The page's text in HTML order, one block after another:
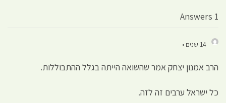
1 Answers
14 שנים •
הרב אמנון יצחק אמר שהשואה הייתה בגלל ההתבוללות.
כל ישראל ערבים זה לזה.